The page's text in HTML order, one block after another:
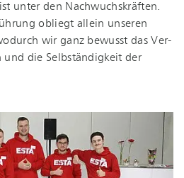
unter den Nach­wuchs­kräf­ten.
obliegt allein unseren
wir ganz bewusst das Ver­
und die Selbständigkeit der